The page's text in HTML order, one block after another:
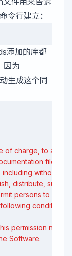
件用来告诉
令行建立：
添加的库都
因为
生成这个同
of charge, to any
files
without
distribute,
persons to
conditions:
permission notice
Software.